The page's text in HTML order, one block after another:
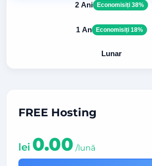
2 Ani Economisiți 38%
1 An Economisiți 18%
Lunar
FREE Hosting
lei 0.00 /lună